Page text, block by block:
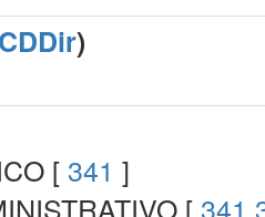
CDDir)
[ 341 ]
[